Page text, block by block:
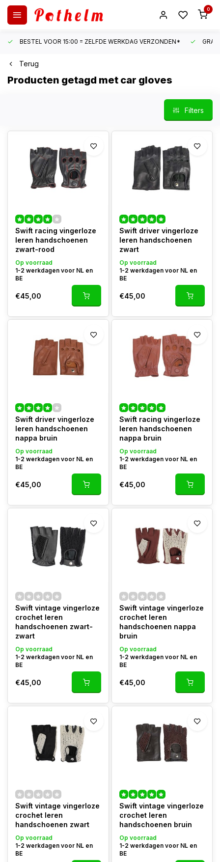
0
BESTEL VOOR 15:00 = ZELFDE WERKDAG VERZONDEN*
Terug
Producten getagd met car gloves
Filters
Swift racing vingerloze
leren handschoenen
zwart-rood
Op voorraad
1-2 werkdagen voor NL en
BE
€45,00
Swift driver vingerloze
leren handschoenen
zwart
Op voorraad
1-2 werkdagen voor NL en
BE
€45,00
Swift driver vingerloze
leren handschoenen
nappa bruin
Op voorraad
1-2 werkdagen voor NL en
BE
€45,00
Swift racing vingerloze
leren handschoenen
nappa bruin
Op voorraad
1-2 werkdagen voor NL en
BE
€45,00
Swift vintage vingerloze
crochet leren
handschoenen zwart-
zwart
Op voorraad
1-2 werkdagen voor NL en
BE
€45,00
Swift vintage vingerloze
crochet leren
handschoenen nappa
bruin
Op voorraad
1-2 werkdagen voor NL en
BE
€45,00
Swift vintage vingerloze
crochet leren
handschoenen zwart
Op voorraad
1-2 werkdagen voor NL en
BE
Swift vintage vingerloze
crochet leren
handschoenen bruin
Op voorraad
1-2 werkdagen voor NL en
BE